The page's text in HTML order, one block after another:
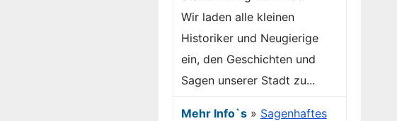
Wir laden alle kleinen
Historiker und Neugierige
ein, den Geschichten und
Sagen unserer Stadt zu...
Mehr Info`s» Sagenhaftes